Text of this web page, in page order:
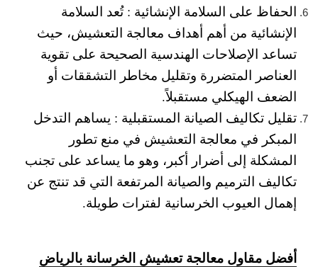
الحفاظ على السلامة الإنشائية :تُعد السلامة
الإنشائية من أهم أهداف معالجة التعشيش، حيث
تساعد الإصلاحات الهندسية الصحيحة على تقوية
العناصر المتضررة وتقليل مخاطر التشققات أو
الضعف الهيكلي مستقبلاً.
تقليل تكاليف الصيانة المستقبلية : يساهم التدخل
المبكر في معالجة التعشيش في منع تطور
المشكلة إلى أضرار أكبر، وهو ما يساعد على تجنب
تكاليف الترميم والصيانة المرتفعة التي قد تنتج عن
إهمال العيوب الخرسانية لفترات طويلة.
أفضل مقاول معالجة تعشيش الخرسانة بالرياض